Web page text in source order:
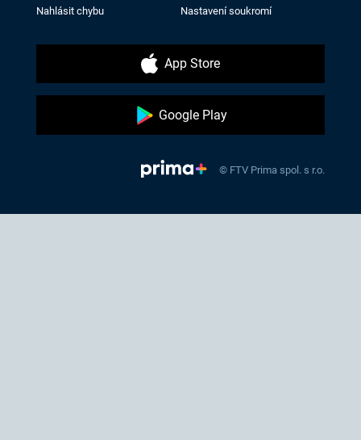
Nahlásit chybu Nastavení soukromí
App Store
Google Play
© FTV Prima spol. s r.o.